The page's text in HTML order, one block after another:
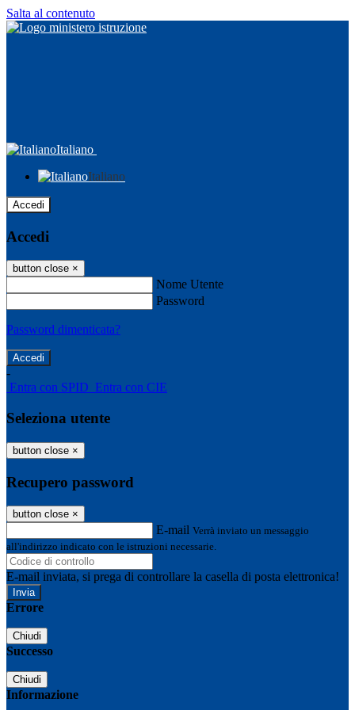
Salta al contenuto
Italiano
Italiano
Accedi
Accedi
button close ×
Nome Utente
Password
Password dimenticata?
-
Entra con SPID Entra con CIE
Seleziona utente
button close ×
Recupero password
button close ×
E-mail Verrà inviato un messaggio
all'indirizzo indicato con le istruzioni necessarie.
E-mail inviata, si prega di controllare la casella di posta elettronica!
Errore
Chiudi
Successo
Chiudi
Informazione